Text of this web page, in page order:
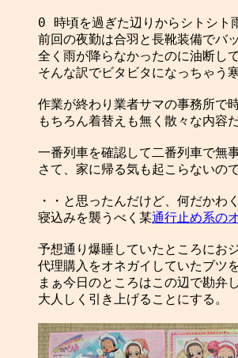
0 時頃を過ぎた辺りからシトシト
前回の夜勤は合羽と長靴装備でバ
全く雨が降らなかったのに油断し
そんな訳でビタビタになっちゃう
作業が終わり業者サマの事務所で
もちろん着替えも無く散々な内容
一番列車を確認して二番列車で無
さて、家に帰る気も起こらないの
・・と思ったんだけど、何だかわ
寝込みを襲うべく某通行止め系の
予想通り爆睡していたところにお
代理購入をオネガイしていたブツ
まぁ今日のところはこの辺で勘弁
大人しく引き上げることにする。